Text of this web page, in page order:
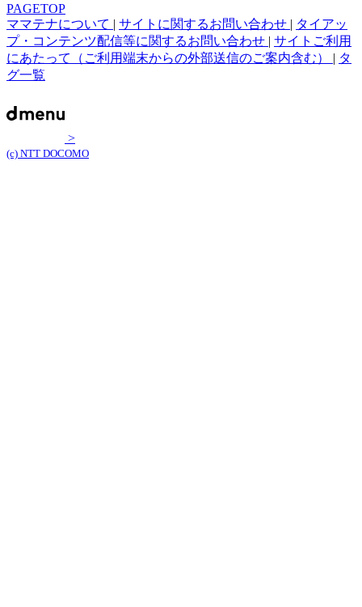
PAGETOP
ママテナについて | サイトに関するお問い合わせ | タイアッ
プ・コンテンツ配信等に関するお問い合わせ | サイトご利用
にあたって（ご利用端末からの外部送信のご案内含む） | タ
グ一覧
>
(c) NTT DOCOMO